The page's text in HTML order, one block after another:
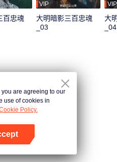
百忠魂
VIP
大明暗影三百忠魂
_03
VIP
大
_04
兒子
界
you are agreeing to our
use of cookies in
Policy.